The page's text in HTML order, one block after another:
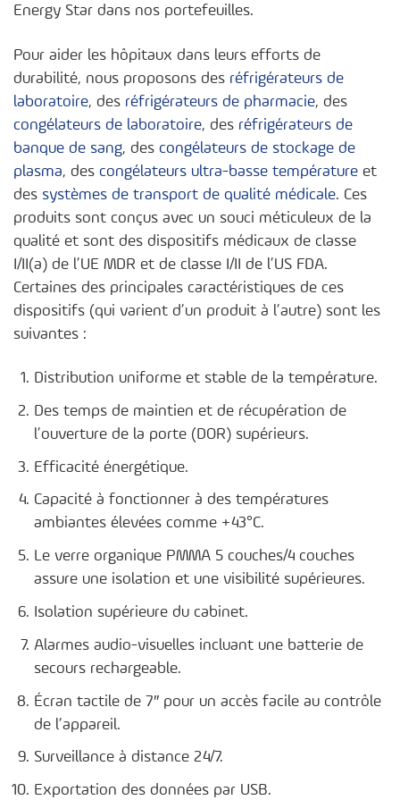
Energy Star dans nos portefeuilles.
Pour aider les hôpitaux dans leurs efforts de
durabilité, nous proposons des réfrigérateurs de
laboratoire, des réfrigérateurs de pharmacie, des
congélateurs de laboratoire, des réfrigérateurs de
banque de sang, des congélateurs de stockage de
plasma, des congélateurs ultra-basse température et
des systèmes de transport de qualité médicale. Ces
produits sont conçus avec un souci méticuleux de la
qualité et sont des dispositifs médicaux de classe
I/II(a) de l’UE MDR et de classe I/II de l’US FDA.
Certaines des principales caractéristiques de ces
dispositifs (qui varient d’un produit à l’autre) sont les
suivantes :
Distribution uniforme et stable de la température.
Des temps de maintien et de récupération de
l’ouverture de la porte (DOR) supérieurs.
Efficacité énergétique.
Capacité à fonctionner à des températures
ambiantes élevées comme +43°C.
Le verre organique PMMA 5 couches/4 couches
assure une isolation et une visibilité supérieures.
Isolation supérieure du cabinet.
Alarmes audio-visuelles incluant une batterie de
secours rechargeable.
Écran tactile de 7″ pour un accès facile au contrôle
de l’appareil.
Surveillance à distance 24/7.
Exportation des données par USB.